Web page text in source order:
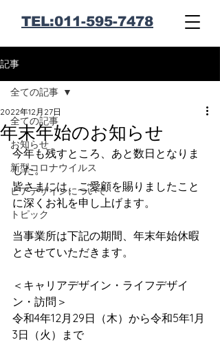
​TEL:011-595-7478
記事
全ての記事
お知らせ
新型コロナウイルス
ピアデザインについて
トピック
全ての記事
年末年始のお知らせ
2022年12月27日
今年も残すところ、あと数日となりま
した。
皆さまには、ご愛顧を賜りましたこと
に深くお礼を申し上げます。
当事業所は下記の期間、年末年始休暇
とさせていただきます。
＜キャリアデザイン・ライフデザイ
ン・訪問＞
令和4年12月29日（木）から令和5年1月
3日（火）まで